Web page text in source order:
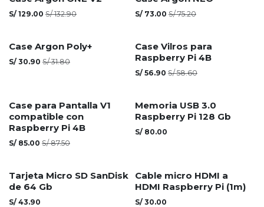
Agotado
S/ 129.00 S/132.90 Agotado
S/ 73.00 S/75.20
Agotado
Case Argon Poly+
S/ 30.90 S/31.80
Case Vilros para
Raspberry Pi 4B
S/ 56.90 S/58.60
Case para Pantalla V1
compatible con
Raspberry Pi 4B
S/ 85.00 S/87.50
Memoria USB 3.0
Raspberry Pi 128 Gb
S/ 80.00
Agotado
Tarjeta Micro SD SanDisk
de 64 Gb
S/ 43.90
Cable micro HDMI a
HDMI Raspberry Pi (1m)
S/ 30.00